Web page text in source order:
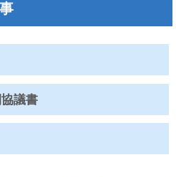
議書